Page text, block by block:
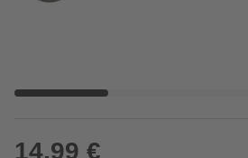
14,99 €